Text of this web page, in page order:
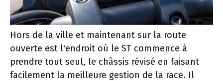
Hors de la ville et maintenant sur la route
ouverte est l'endroit où le ST commence à
prendre tout seul, le châssis révisé en faisant
facilement la meilleure gestion de la race. Il